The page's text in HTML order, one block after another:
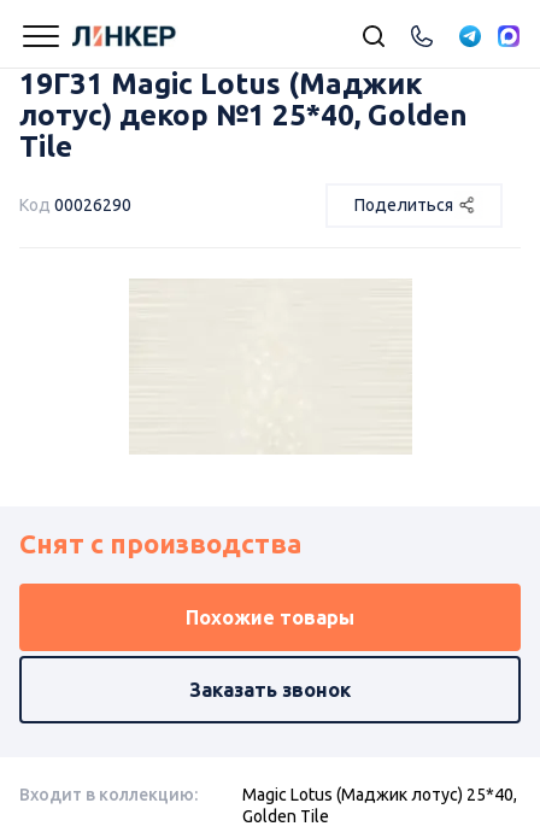
19Г31 Magic Lotus (Маджик
лотус) декор №1 25*40, Golden
Tile
Код 00026290 Поделиться
Снят с производства
Похожие товары
Заказать звонок
Входит в коллекцию:
Magic Lotus (Маджик лотус) 25*40,
Golden Tile